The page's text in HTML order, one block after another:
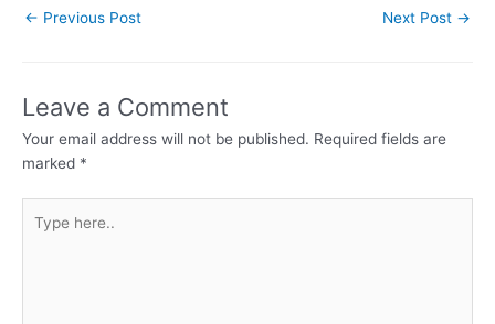
← Previous Post Next Post →
Leave a Comment
Your email address will not be published. Required fields are
marked *
here..